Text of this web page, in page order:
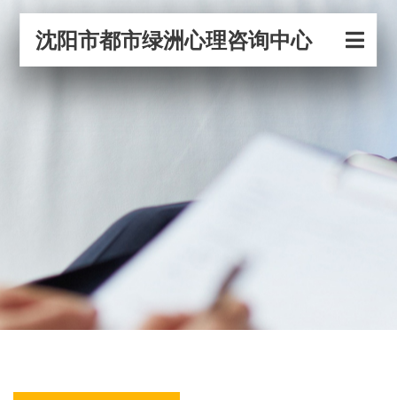
沈阳市都市绿洲心理咨询中心